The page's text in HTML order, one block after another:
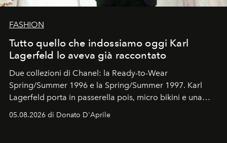
FASHION
Tutto quello che indossiamo oggi Karl
Lagerfeld lo aveva già raccontato
Due collezioni di Chanel: la Ready-to-Wear
Spring/Summer 1996 e la Spring/Summer 1997. Karl
Lagerfeld porta in passerella pois, micro bikini e una
Kate, Claudia e Carla una dietro l'altra. Trent'anni dopo,
05.08.2026 di Donato D'Aprile